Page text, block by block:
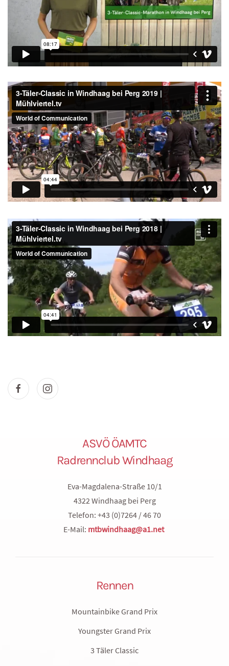
ASVÖ ÖAMTC
Radrennclub Windhaag
Eva-Magdalena-Straße 10/1
4322 Windhaag bei Perg
Telefon: +43 (0)7264 / 46 70
E-Mail: mtbwindhaag@a1.net
Rennen
Mountainbike Grand Prix
Youngster Grand Prix
3 Täler Classic